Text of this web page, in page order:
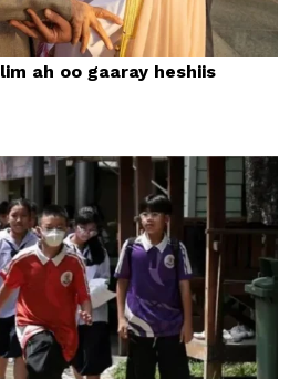
ah oo gaaray heshiis